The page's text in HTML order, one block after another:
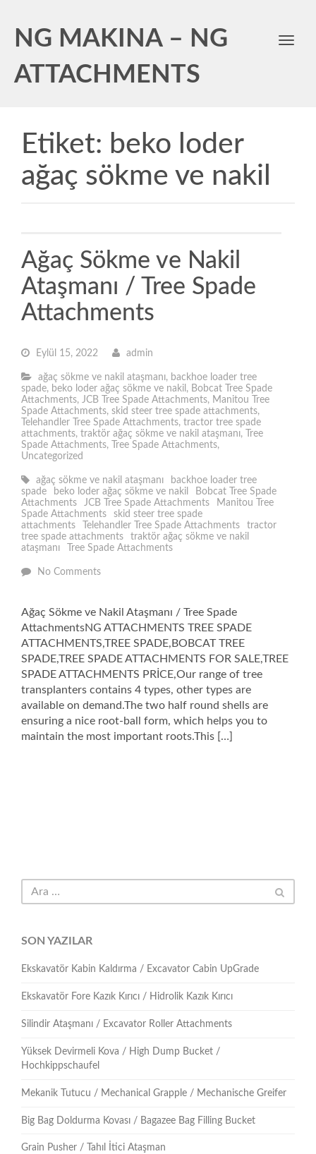
NG MAKINA – NG
ATTACHMENTS
Toggle
Etiket: beko loder
ağaç sökme ve nakil
Ağaç Sökme ve Nakil
Ataşmanı / Tree Spade
Attachments
Eylül 15, 2022 admin
ağaç sökme ve nakil ataşmanı, backhoe loader tree
spade, beko loder ağaç sökme ve nakil , Bobcat Tree Spade
Attachments, JCB Tree Spade Attachments, Manitou Tree
Spade Attachments, skid steer tree spade attachments,
Telehandler Tree Spade Attachments, tractor tree spade
attachments, traktör ağaç sökme ve nakil ataşmanı,
Tree
Spade Attachments, Tree Spade Attachments,
Uncategorized
ağaç sökme ve nakil ataşmanı
backhoe loader tree
spade
beko loder ağaç sökme ve nakil
Bobcat Tree Spade
Attachments
JCB Tree Spade Attachments
Manitou Tree
Spade Attachments
skid steer tree spade
attachments
Telehandler Tree Spade Attachments
tractor
tree spade attachments
traktör ağaç sökme ve nakil
ataşmanı
Tree Spade Attachments
No Comments
Ağaç Sökme ve Nakil Ataşmanı / Tree Spade
AttachmentsNG ATTACHMENTS TREE SPADE
ATTACHMENTS,TREE SPADE,BOBCAT TREE
SPADE,TREE SPADE ATTACHMENTS FOR SALE,TREE
SPADE ATTACHMENTS PRİCE,Our range of tree
transplanters contains 4 types, other types are
available on demand.The two half round shells are
ensuring a nice root-ball form, which helps you to
maintain the most important roots.This […]
SON YAZILAR
Ekskavatör Kabin Kaldırma / Excavator Cabin UpGrade
Ekskavatör Fore Kazık Kırıcı / Hidrolik Kazık Kırıcı
Silindir Ataşmanı / Excavator Roller Attachments
Yüksek Devirmeli Kova / High Dump Bucket /
Hochkippschaufel
Mekanik Tutucu / Mechanical Grapple / Mechanische Greifer
Big Bag Doldurma Kovası / Bagazee Bag Filling Bucket
Grain Pusher / Tahıl İtici Ataşman